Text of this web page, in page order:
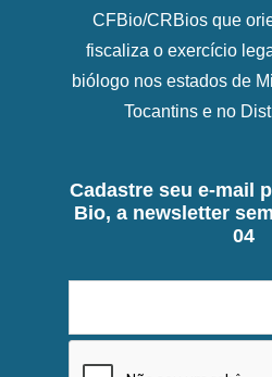
CFBio/CRBios que
fiscaliza o exercício
biólogo nos estados de
Tocantins e no
Cadastre seu e-mail
Bio, a newsletter
04